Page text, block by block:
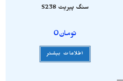
سنگ پیریت S238
تومان0
اطلاعات بیشتر